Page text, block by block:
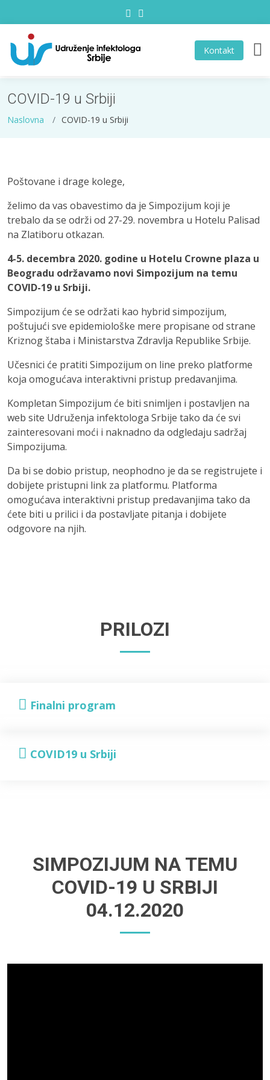
Kontakt
COVID-19 u Srbiji
Naslovna COVID-19 u Srbiji
Poštovane i drage kolege,
želimo da vas obavestimo da je Simpozijum koji je
trebalo da se održi od 27-29. novembra u Hotelu Palisad
na Zlatiboru otkazan.
4-5. decembra 2020. godine u Hotelu Crowne plaza u
Beogradu održavamo novi Simpozijum na temu
COVID-19 u Srbiji.
Simpozijum će se održati kao hybrid simpozijum,
poštujući sve epidemiološke mere propisane od strane
Kriznog štaba i Ministarstva Zdravlja Republike Srbije.
Učesnici će pratiti Simpozijum on line preko platforme
koja omogućava interaktivni pristup predavanjima.
Kompletan Simpozijum će biti snimljen i postavljen na
web site Udruženja infektologa Srbije tako da će svi
zainteresovani moći i naknadno da odgledaju sadržaj
Simpozijuma.
Da bi se dobio pristup, neophodno je da se registrujete i
dobijete pristupni link za platformu. Platforma
omogućava interaktivni pristup predavanjima tako da
ćete biti u prilici i da postavljate pitanja i dobijete
odgovore na njih.
PRILOZI
Finalni program
COVID19 u Srbiji
SIMPOZIJUM NA TEMU
COVID-19 U SRBIJI
04.12.2020